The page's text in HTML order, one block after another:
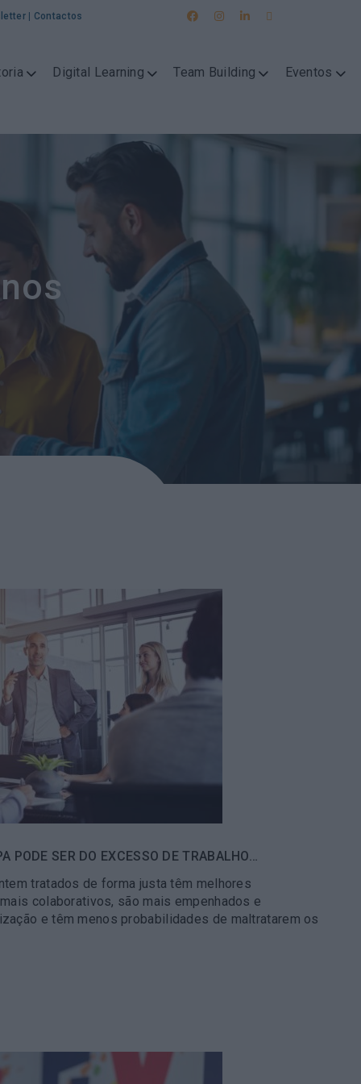
| Contactos
Digital Learning Team Building Eventos
PODE SER DO EXCESSO DE TRABALHO…
tratados de forma justa têm melhores
colaborativos, são mais empenhados e
e têm menos probabilidades de maltratarem os